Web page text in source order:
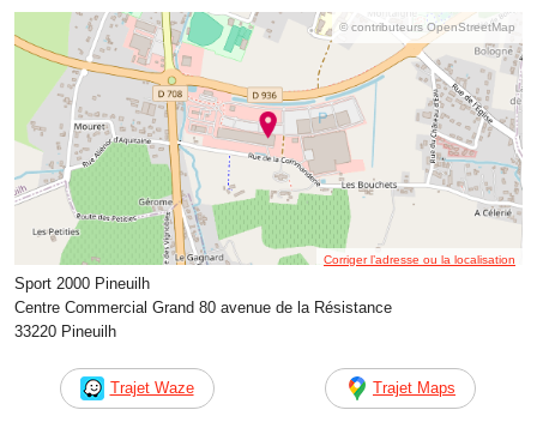
© contributeurs OpenStreetMap
Corriger l’adresse ou la localisation
Sport 2000 Pineuilh
Centre Commercial Grand 80 avenue de la Résistance
33220 Pineuilh
Trajet Waze Trajet Maps